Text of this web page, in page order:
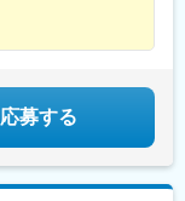
応募する